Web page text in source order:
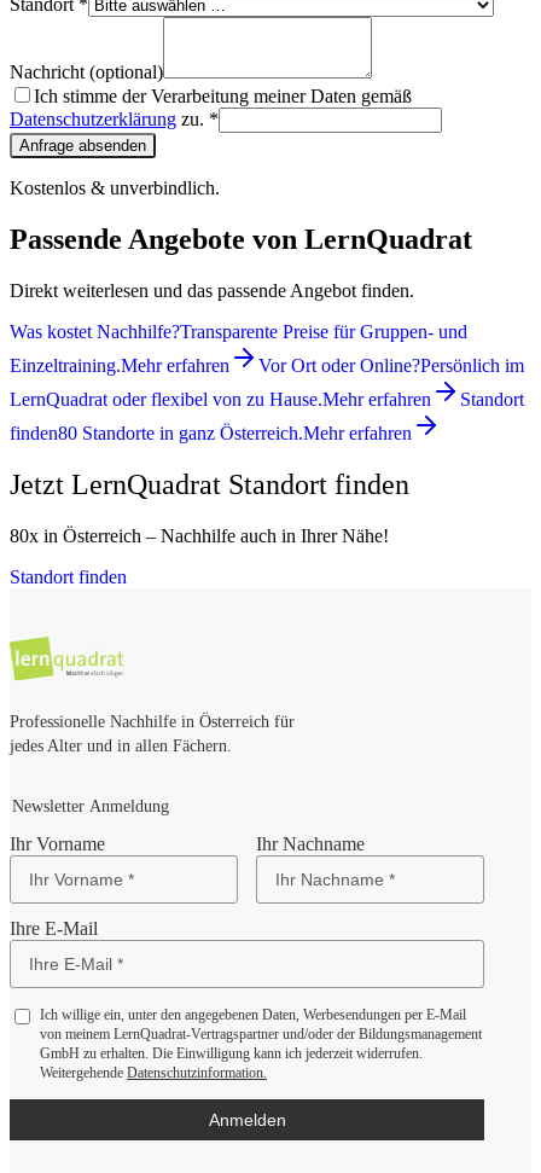
Standort *
Nachricht (optional)
Ich stimme der Verarbeitung meiner Daten gemäß
Datenschutzerklärung zu. *
Anfrage absenden
Kostenlos & unverbindlich.
Passende Angebote von LernQuadrat
Direkt weiterlesen und das passende Angebot finden.
Was kostet Nachhilfe?Transparente Preise für Gruppen- und
Einzeltraining.Mehr erfahren Vor Ort oder Online?Persönlich im
LernQuadrat oder flexibel von zu Hause.Mehr erfahren
Standort
finden80 Standorte in ganz Österreich.Mehr erfahren
Jetzt LernQuadrat Standort finden
80x in Österreich – Nachhilfe auch in Ihrer Nähe!
Standort finden
Professionelle Nachhilfe in Österreich für
jedes Alter und in allen Fächern.
Newsletter Anmeldung
Ihr Vorname Ihr Nachname
Ihre E-Mail
Ich willige ein, unter den angegebenen Daten, Werbesendungen per E-Mail
von meinem LernQuadrat-Vertragspartner und/oder der Bildungsmanagement
GmbH zu erhalten. Die Einwilligung kann ich jederzeit widerrufen.
Weitergehende Datenschutzinformation.
Anmelden